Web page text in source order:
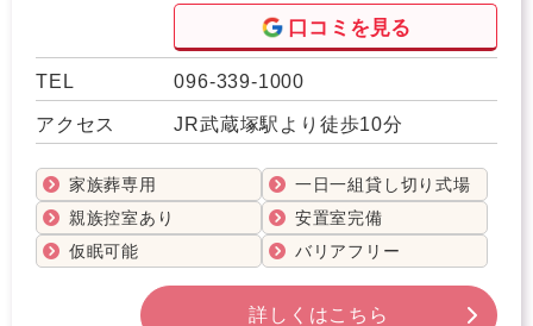
口コミを見る
TEL 096-339-1000
アクセス JR武蔵塚駅より徒歩10分
家族葬専用
一日一組貸し切り式場
親族控室あり
安置室完備
仮眠可能
バリアフリー
詳しくはこちら